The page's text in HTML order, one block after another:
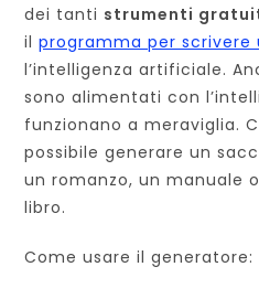
dei tanti strumenti
ilprogramma per scrivere
l’intelligenza artificiale.
sono alimentati con
funzionano a meraviglia.
possibile generare un
un romanzo, un manuale
libro.
Come usare il generatore: